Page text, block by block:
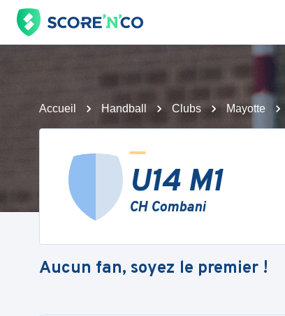
Accueil Handball Clubs Mayotte
U14 M1
CH Combani
Aucun fan, soyez le premier !